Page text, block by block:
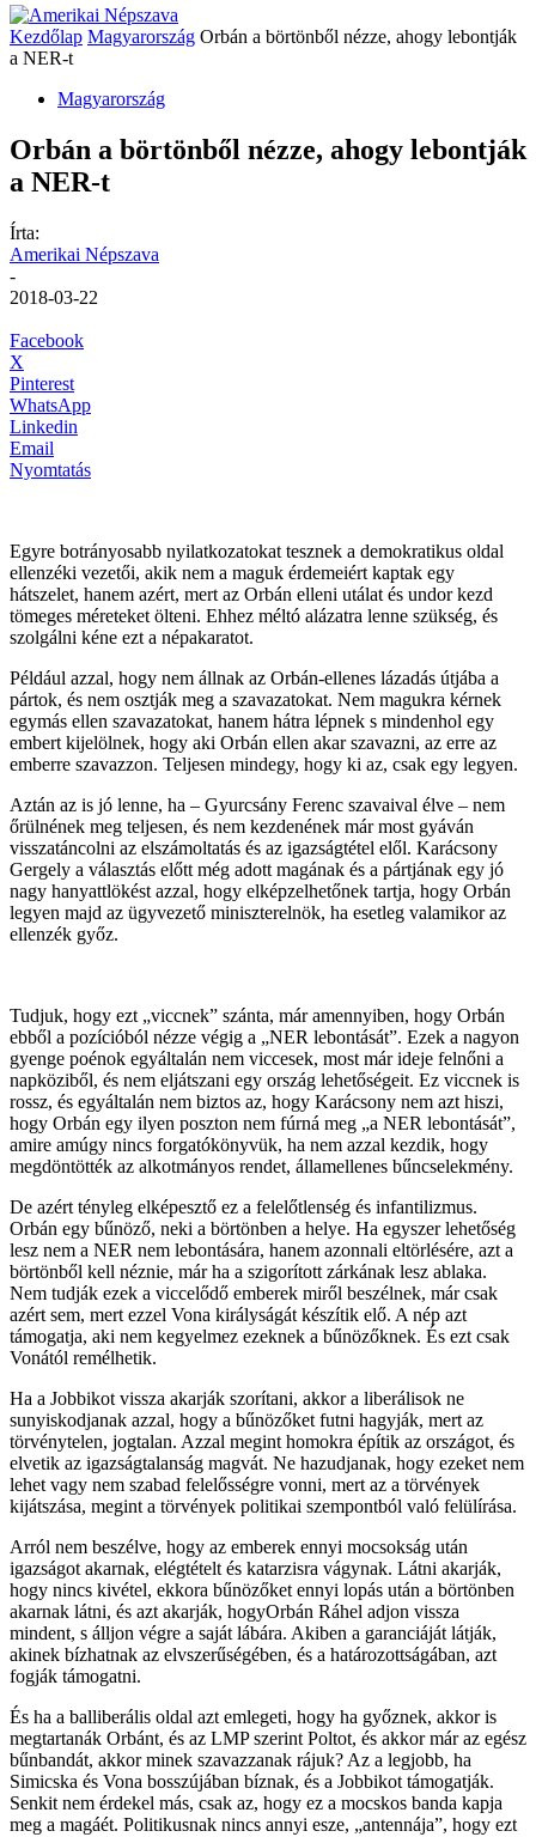
Kezdőlap Magyarország Orbán a börtönből nézze, ahogy lebontják
a NER-t
Magyarország
Orbán a börtönből nézze, ahogy lebontják
a NER-t
Írta:
Amerikai Népszava
-
2018-03-22
Facebook
X
Pinterest
WhatsApp
Linkedin
Email
Nyomtatás
Egyre botrányosabb nyilatkozatokat tesznek a demokratikus oldal
ellenzéki vezetői, akik nem a maguk érdemeiért kaptak egy
hátszelet, hanem azért, mert az Orbán elleni utálat és undor kezd
tömeges méreteket ölteni. Ehhez méltó alázatra lenne szükség, és
szolgálni kéne ezt a népakaratot.
Például azzal, hogy nem állnak az Orbán-ellenes lázadás útjába a
pártok, és nem osztják meg a szavazatokat. Nem magukra kérnek
egymás ellen szavazatokat, hanem hátra lépnek s mindenhol egy
embert kijelölnek, hogy aki Orbán ellen akar szavazni, az erre az
emberre szavazzon. Teljesen mindegy, hogy ki az, csak egy legyen.
Aztán az is jó lenne, ha – Gyurcsány Ferenc szavaival élve – nem
őrülnének meg teljesen, és nem kezdenének már most gyáván
visszatáncolni az elszámoltatás és az igazságtétel elől. Karácsony
Gergely a választás előtt még adott magának és a pártjának egy jó
nagy hanyattlökést azzal, hogy elképzelhetőnek tartja, hogy Orbán
legyen majd az ügyvezető miniszterelnök, ha esetleg valamikor az
ellenzék győz.
Tudjuk, hogy ezt „viccnek” szánta, már amennyiben, hogy Orbán
ebből a pozícióból nézze végig a „NER lebontását”. Ezek a nagyon
gyenge poénok egyáltalán nem viccesek, most már ideje felnőni a
napköziből, és nem eljátszani egy ország lehetőségeit. Ez viccnek is
rossz, és egyáltalán nem biztos az, hogy Karácsony nem azt hiszi,
hogy Orbán egy ilyen poszton nem fúrná meg „a NER lebontását”,
amire amúgy nincs forgatókönyvük, ha nem azzal kezdik, hogy
megdöntötték az alkotmányos rendet, államellenes bűncselekmény.
De azért tényleg elképesztő ez a felelőtlenség és infantilizmus.
Orbán egy bűnöző, neki a börtönben a helye. Ha egyszer lehetőség
lesz nem a NER nem lebontására, hanem azonnali eltörlésére, azt a
börtönből kell néznie, már ha a szigorított zárkának lesz ablaka.
Nem tudják ezek a viccelődő emberek miről beszélnek, már csak
azért sem, mert ezzel Vona királyságát készítik elő. A nép azt
támogatja, aki nem kegyelmez ezeknek a bűnözőknek. És ezt csak
Vonától remélhetik.
Ha a Jobbikot vissza akarják szorítani, akkor a liberálisok ne
sunyiskodjanak azzal, hogy a bűnözőket futni hagyják, mert az
törvénytelen, jogtalan. Azzal megint homokra építik az országot, és
elvetik az igazságtalanság magvát. Ne hazudjanak, hogy ezeket nem
lehet vagy nem szabad felelősségre vonni, mert az a törvények
kijátszása, megint a törvények politikai szempontból való felülírása.
Arról nem beszélve, hogy az emberek ennyi mocsokság után
igazságot akarnak, elégtételt és katarzisra vágynak. Látni akarják,
hogy nincs kivétel, ekkora bűnözőket ennyi lopás után a börtönben
akarnak látni, és azt akarják, hogyOrbán Ráhel adjon vissza
mindent, s álljon végre a saját lábára. Akiben a garanciáját látják,
akinek bízhatnak az elvszerűségében, és a határozottságában, azt
fogják támogatni.
És ha a balliberális oldal azt emlegeti, hogy ha győznek, akkor is
megtartanák Orbánt, és az LMP szerint Poltot, és akkor már az egész
bűnbandát, akkor minek szavazzanak rájuk? Az a legjobb, ha
Simicska és Vona bosszújában bíznak, és a Jobbikot támogatják.
Senkit nem érdekel más, csak az, hogy ez a mocskos banda kapja
meg a magáét. Politikusnak nincs annyi esze, „antennája”, hogy ezt